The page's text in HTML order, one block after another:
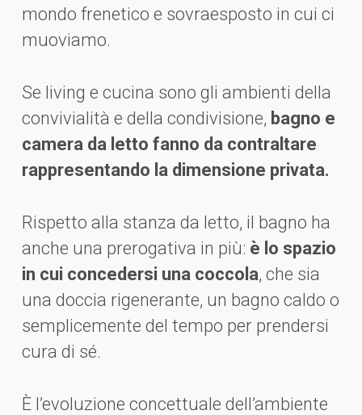
mondo frenetico e sovraesposto in cui ci
muoviamo.
Se living e cucina sono gli ambienti della
convivialità e della condivisione, bagno e
camera da letto fanno da contraltare
rappresentando la dimensione privata.
Rispetto alla stanza da letto, il bagno ha
anche una prerogativa in più: è lo spazio
in cui concedersi una coccola, che sia
una doccia rigenerante, un bagno caldo o
semplicemente del tempo per prendersi
cura di sé.
È l’evoluzione concettuale dell’ambiente